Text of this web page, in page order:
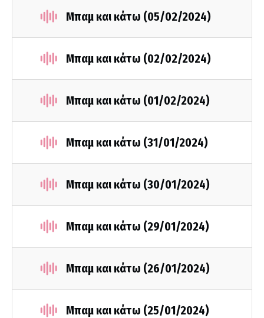
Μπαμ και κάτω (05/02/2024)
Μπαμ και κάτω (02/02/2024)
Μπαμ και κάτω (01/02/2024)
Μπαμ και κάτω (31/01/2024)
Μπαμ και κάτω (30/01/2024)
Μπαμ και κάτω (29/01/2024)
Μπαμ και κάτω (26/01/2024)
Μπαμ και κάτω (25/01/2024)